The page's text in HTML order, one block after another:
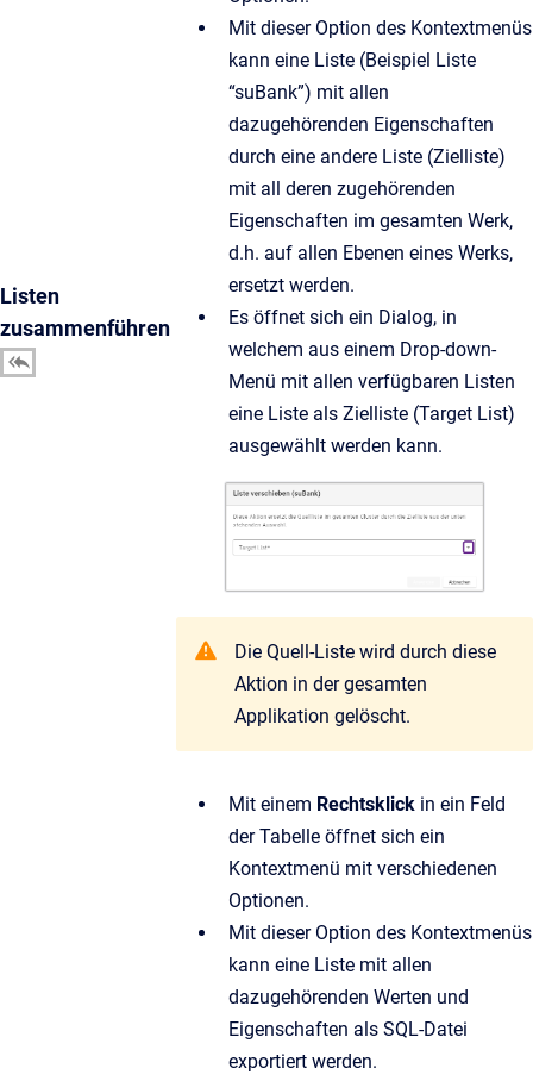
Listen
zusammenführen
Mit dieser Option des Kontextmenüs
kann eine Liste (Beispiel Liste
“suBank”) mit allen
dazugehörenden Eigenschaften
durch eine andere Liste (Zielliste)
mit all deren zugehörenden
Eigenschaften im gesamten Werk,
d.h. auf allen Ebenen eines Werks,
ersetzt werden.
Es öffnet sich ein Dialog, in
welchem aus einem Drop-down-
Menü mit allen verfügbaren Listen
eine Liste als Zielliste (Target List)
ausgewählt werden kann.
Die Quell-Liste wird durch diese
Aktion in der gesamten
Applikation gelöscht.
Mit einem Rechtsklick in ein Feld
der Tabelle öffnet sich ein
Kontextmenü mit verschiedenen
Optionen.
Mit dieser Option des Kontextmenüs
kann eine Liste mit allen
dazugehörenden Werten und
Eigenschaften als SQL-Datei
exportiert werden.